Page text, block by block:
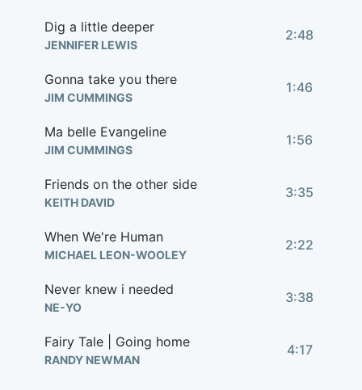
Dig a little deeper
JENNIFER LEWIS
2:48
Gonna take you there
JIM CUMMINGS
1:46
Ma belle Evangeline
JIM CUMMINGS
1:56
Friends on the other side
KEITH DAVID
3:35
When We're Human
MICHAEL LEON-WOOLEY
2:22
Never knew i needed
NE-YO
3:38
Fairy Tale | Going home
RANDY NEWMAN
4:17